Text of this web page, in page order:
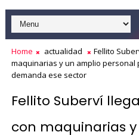
Home actualidad
Fellito
maquinarias y un amplio
demanda ese sector
Fellito Suberví
con maquinarias